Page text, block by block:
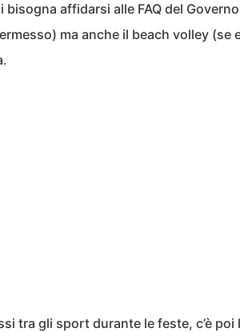
affidarsi alle FAQ del
ma anche il beach volley (se
tra gli sport durante le feste, c’è poi